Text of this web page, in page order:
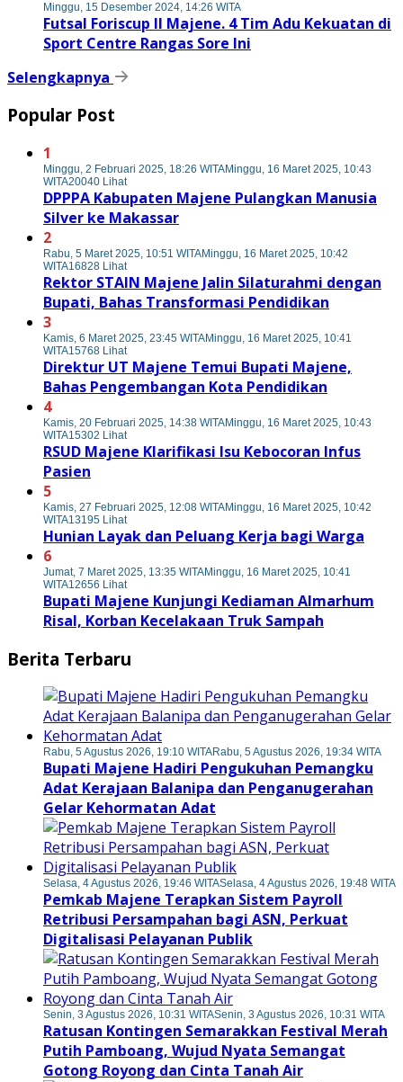
Minggu, 15 Desember 2024, 14:26 WITA
Futsal Foriscup II Majene. 4 Tim Adu Kekuatan di
Sport Centre Rangas Sore Ini
Selengkapnya
Popular Post
1
Minggu, 2 Februari 2025, 18:26 WITAMinggu, 16 Maret 2025, 10:43
WITA20040 Lihat
DPPPA Kabupaten Majene Pulangkan Manusia
Silver ke Makassar
2
Rabu, 5 Maret 2025, 10:51 WITAMinggu, 16 Maret 2025, 10:42
WITA16828 Lihat
Rektor STAIN Majene Jalin Silaturahmi dengan
Bupati, Bahas Transformasi Pendidikan
3
Kamis, 6 Maret 2025, 23:45 WITAMinggu, 16 Maret 2025, 10:41
WITA15768 Lihat
Direktur UT Majene Temui Bupati Majene,
Bahas Pengembangan Kota Pendidikan
4
Kamis, 20 Februari 2025, 14:38 WITAMinggu, 16 Maret 2025, 10:43
WITA15302 Lihat
RSUD Majene Klarifikasi Isu Kebocoran Infus
Pasien
5
Kamis, 27 Februari 2025, 12:08 WITAMinggu, 16 Maret 2025, 10:42
WITA13195 Lihat
Hunian Layak dan Peluang Kerja bagi Warga
6
Jumat, 7 Maret 2025, 13:35 WITAMinggu, 16 Maret 2025, 10:41
WITA12656 Lihat
Bupati Majene Kunjungi Kediaman Almarhum
Risal, Korban Kecelakaan Truk Sampah
Berita Terbaru
Rabu, 5 Agustus 2026, 19:10 WITARabu, 5 Agustus 2026, 19:34 WITA
Bupati Majene Hadiri Pengukuhan Pemangku
Adat Kerajaan Balanipa dan Penganugerahan
Gelar Kehormatan Adat
Selasa, 4 Agustus 2026, 19:46 WITASelasa, 4 Agustus 2026, 19:48 WITA
Pemkab Majene Terapkan Sistem Payroll
Retribusi Persampahan bagi ASN, Perkuat
Digitalisasi Pelayanan Publik
Senin, 3 Agustus 2026, 10:31 WITASenin, 3 Agustus 2026, 10:31 WITA
Ratusan Kontingen Semarakkan Festival Merah
Putih Pamboang, Wujud Nyata Semangat
Gotong Royong dan Cinta Tanah Air